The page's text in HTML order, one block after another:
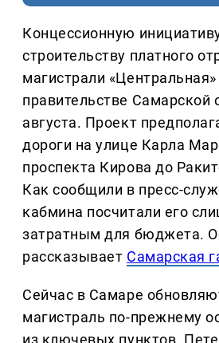
Концессионную
строительству платного
магистрали
правительстве Самарской
августа. Проект
дороги на улице Карла
проспекта Кирова до
Как сообщили в пресс-
кабмина посчитали его
затратным для бюджета.
рассказывает Самарская
Сейчас в Самаре
магистраль по-прежнему
из ключевых пунктов.